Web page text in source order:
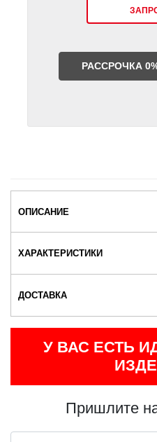
РАССРОЧКА
ОПИСАНИЕ
ХАРАКТЕРИСТИКИ
ДОСТАВКА
У ВАС ЕСТЬ
Пришлите